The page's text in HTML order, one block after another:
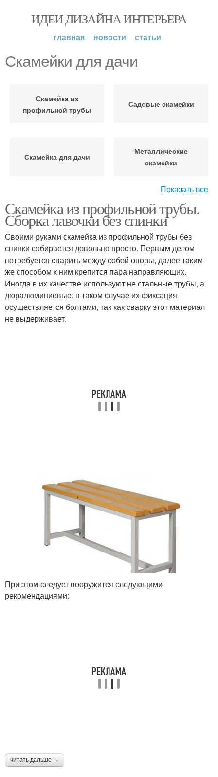
ИДЕИ ДИЗАЙНА ИНТЕРЬЕРА
главная новости статьи
Скамейки для дачи
Скамейка из
профильной трубы
Садовые скамейки
Скамейка для дачи
Металлические
скамейки
Скамейки без спинки Скамейка из профиля
Каркас для скамейки Скамейки из металла
Скамейки из
профильной трубы
Показать все
Скамейка из профильной трубы.
Сборка лавочки без спинки
Своими руками скамейка из профильной трубы без
спинки собирается довольно просто. Первым делом
потребуется сварить между собой опоры, далее таким
же способом к ним крепится пара направляющих.
Иногда в их качестве используют не стальные трубы, а
дюралюминиевые: в таком случае их фиксация
осуществляется болтами, так как сварку этот материал
не выдерживает.
При этом следует вооружится следующими
рекомендациями:
читать дальше →